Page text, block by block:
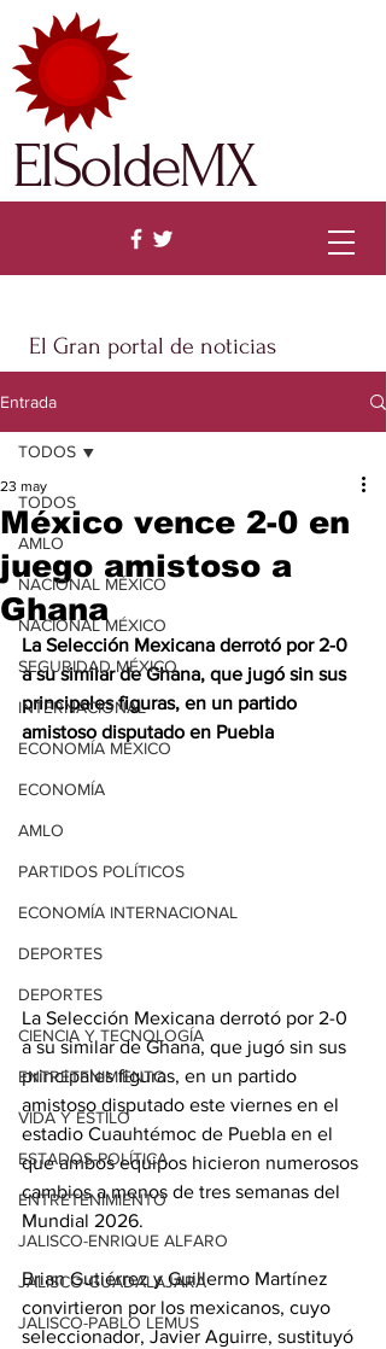
El Gran portal de noticias
ElSoldeMX
Entrada
TODOS
AMLO
NACIONAL MÉXICO
NACIONAL MÉXICO
SEGURIDAD MÉXICO
INTERNACIONAL
ECONOMÍA MÉXICO
ECONOMÍA
AMLO
PARTIDOS POLÍTICOS
ECONOMÍA INTERNACIONAL
DEPORTES
DEPORTES
CIENCIA Y TECNOLOGÍA
ENTRETENIMIENTO
VIDA Y ESTILO
ESTADOS-POLÍTICA
ENTRETENIMIENTO
JALISCO-ENRIQUE ALFARO
JALISCO-GUADALAJARA
JALISCO-PABLO LEMUS
TODOS
México vence 2-0 en
juego amistoso a
Ghana
23 may
La Selección Mexicana derrotó por 2-0
a su similar de Ghana, que jugó sin sus
principales figuras, en un partido
amistoso disputado en Puebla
La Selección Mexicana derrotó por 2-0
a su similar de Ghana, que jugó sin sus
principales figuras, en un partido
amistoso disputado este viernes en el
estadio Cuauhtémoc de Puebla en el
que ambos equipos hicieron numerosos
cambios a menos de tres semanas del
Mundial 2026.
Brian Gutiérrez y Guillermo Martínez
convirtieron por los mexicanos, cuyo
seleccionador, Javier Aguirre, sustituyó